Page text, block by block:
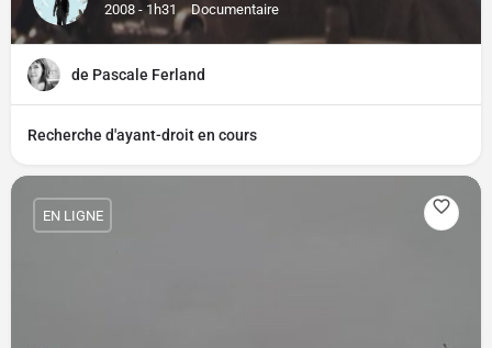
2008 - 1h31 Documentaire
de Pascale Ferland
Recherche d'ayant-droit en cours
EN LIGNE